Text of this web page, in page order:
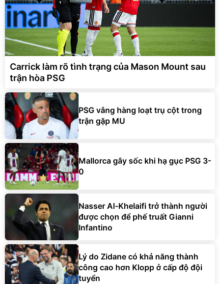
Carrick làm rõ tình trạng của Mason Mount sau
trận hòa PSG
PSG vắng hàng loạt trụ cột trong
trận gặp MU
Mallorca gây sốc khi hạ gục PSG 3-
0
Nasser Al-Khelaifi trở thành người
được chọn để phế truất Gianni
Infantino
Lý do Zidane có khả năng thành
công cao hơn Klopp ở cấp độ đội
tuyển